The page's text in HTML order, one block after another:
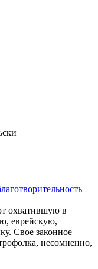
охватившую в
еврейскую,
Свое законное
несомненно,